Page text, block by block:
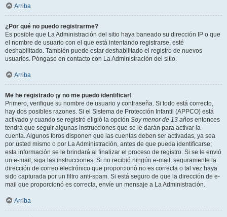
Arriba
¿Por qué no puedo registrarme?
Es posible que La Administración del sitio haya baneado su dirección IP o que
el nombre de usuario con el que está intentando registrarse, esté
deshabilitado. También puede estar deshabilitado el registro de nuevos
usuarios. Póngase en contacto con La Administración del sitio.
Arriba
Me he registrado ¡y no me puedo identificar!
Primero, verifique su nombre de usuario y contraseña. Si todo está correcto,
hay dos posibles razones. Si el Sistema de Protección Infantil (APPCO) está
activado y cuando se registró eligió la opción Soy menor de 13 años entonces
tendrá que seguir algunas instrucciones que se le darán para activar la
cuenta. Algunos foros disponen que las cuentas deben ser activadas, ya sea
por usted mismo o por La Administración, antes de que pueda identificarse;
esta información se le brindará al finalizar el proceso de registro. Si se le envió
un e-mail, siga las instrucciones. Si no recibió ningún e-mail, seguramente la
dirección de correo electrónico que proporcionó no es correcta o tal vez haya
sido capturada por un filtro anti-spam. Si está seguro de que la dirección de e-
mail que proporcionó es correcta, envíe un mensaje a La Administración.
Arriba